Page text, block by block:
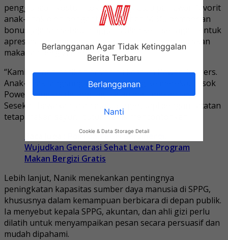
penggunaan kostum tokoh komik atau pahlawan favorit
anak-anak oleh pengantar makanan MBG, pemberian
bonus jajanan sehat, hingga hadiah kecil sebagai bentuk
apresiasi kepada anak-anak yang mau menghabiskan
makanan bergizi mereka.
“Kami pernah berikan driver itu kostum Power Rangers.
Anak-anak langsung antusias. Bilang ke mereka, besok
Power Rangers datang lagi kalau mau makan sayur.
Sesekali bawakan jajan atau burger, tapi dengan catatan
tetap makan sayur,” tutur Nanik mencontohkan.
: Polri dan BGN Bersinergi,
Wujudkan Generasi Sehat Lewat Program
Makan Bergizi Gratis
Lebih lanjut, Nanik menekankan pentingnya
peningkatan kapasitas sumber daya manusia di SPPG,
khususnya dalam kemampuan berbicara di depan publik.
Ia menyebut kepala SPPG, akuntan, dan ahli gizi perlu
dilatih untuk menyampaikan pesan secara persuasif dan
mudah dipahami.
Berlangganan Agar Tidak Ketinggalan
Berita Terbaru
Berlangganan
Nanti
Cookie & Data Storage Detail